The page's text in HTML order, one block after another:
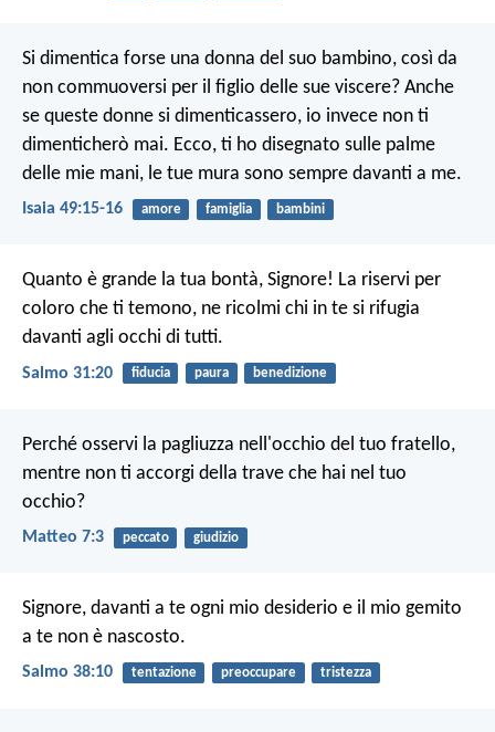
Si dimentica forse una donna del suo bambino, così da
non commuoversi per il figlio delle sue viscere? Anche
se queste donne si dimenticassero, io invece non ti
dimenticherò mai. Ecco, ti ho disegnato sulle palme
delle mie mani, le tue mura sono sempre davanti a me.
Isaia 49:15-16 amore famiglia bambini
Quanto è grande la tua bontà, Signore! La riservi per
coloro che ti temono, ne ricolmi chi in te si rifugia
davanti agli occhi di tutti.
Salmo 31:20 fiducia paura benedizione
Perché osservi la pagliuzza nell'occhio del tuo fratello,
mentre non ti accorgi della trave che hai nel tuo
occhio?
Matteo 7:3 peccato giudizio
Signore, davanti a te ogni mio desiderio e il mio gemito
a te non è nascosto.
Salmo 38:10 tentazione preoccupare tristezza